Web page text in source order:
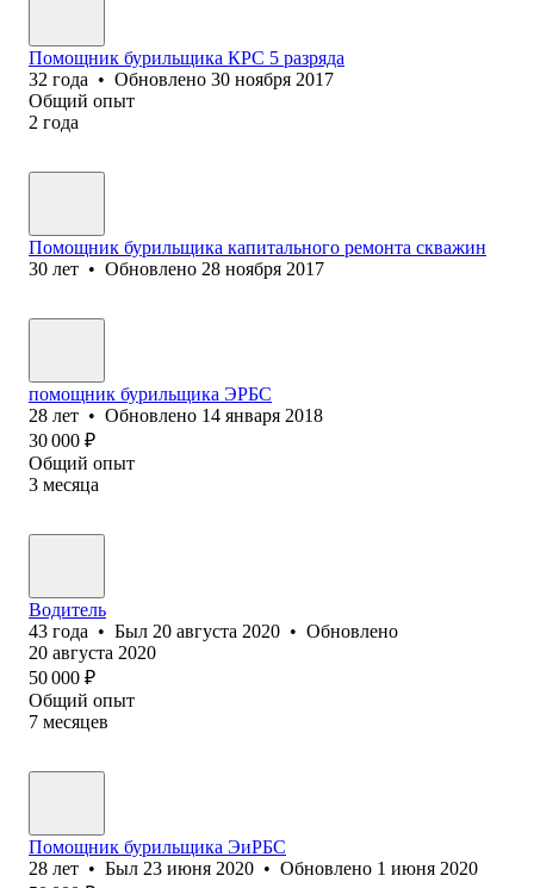
Помощник бурильщика КРС 5 разряда
32 года • Обновлено 30 ноября 2017
Общий опыт
2 года
Помощник бурильщика капитального ремонта скважин
30 лет • Обновлено 28 ноября 2017
помощник бурильщика ЭРБС
28 лет • Обновлено 14 января 2018
30 000 ₽
Общий опыт
3 месяца
Водитель
43 года • Был 20 августа 2020 • Обновлено
20 августа 2020
50 000 ₽
Общий опыт
7 месяцев
Помощник бурильщика ЭиРБС
28 лет • Был 23 июня 2020 • Обновлено 1 июня 2020